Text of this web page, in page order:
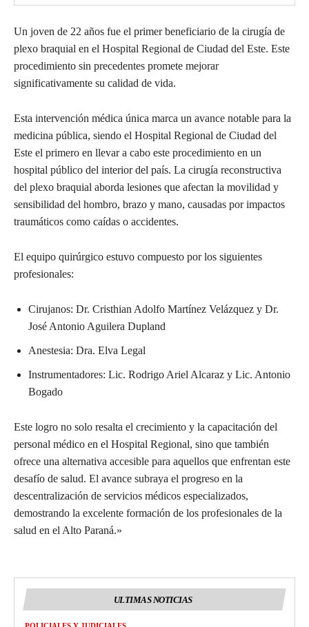
Un joven de 22 años fue el primer beneficiario de la cirugía de
plexo braquial en el Hospital Regional de Ciudad del Este. Este
procedimiento sin precedentes promete mejorar
significativamente su calidad de vida.
Esta intervención médica única marca un avance notable para la
medicina pública, siendo el Hospital Regional de Ciudad del
Este el primero en llevar a cabo este procedimiento en un
hospital público del interior del país. La cirugía reconstructiva
del plexo braquial aborda lesiones que afectan la movilidad y
sensibilidad del hombro, brazo y mano, causadas por impactos
traumáticos como caídas o accidentes.
El equipo quirúrgico estuvo compuesto por los siguientes
profesionales:
Cirujanos: Dr. Cristhian Adolfo Martínez Velázquez y Dr.
José Antonio Aguilera Dupland
Anestesia: Dra. Elva Legal
Instrumentadores: Lic. Rodrigo Ariel Alcaraz y Lic. Antonio
Bogado
Este logro no solo resalta el crecimiento y la capacitación del
personal médico en el Hospital Regional, sino que también
ofrece una alternativa accesible para aquellos que enfrentan este
desafío de salud. El avance subraya el progreso en la
descentralización de servicios médicos especializados,
demostrando la excelente formación de los profesionales de la
salud en el Alto Paraná.»
ULTIMAS NOTICIAS